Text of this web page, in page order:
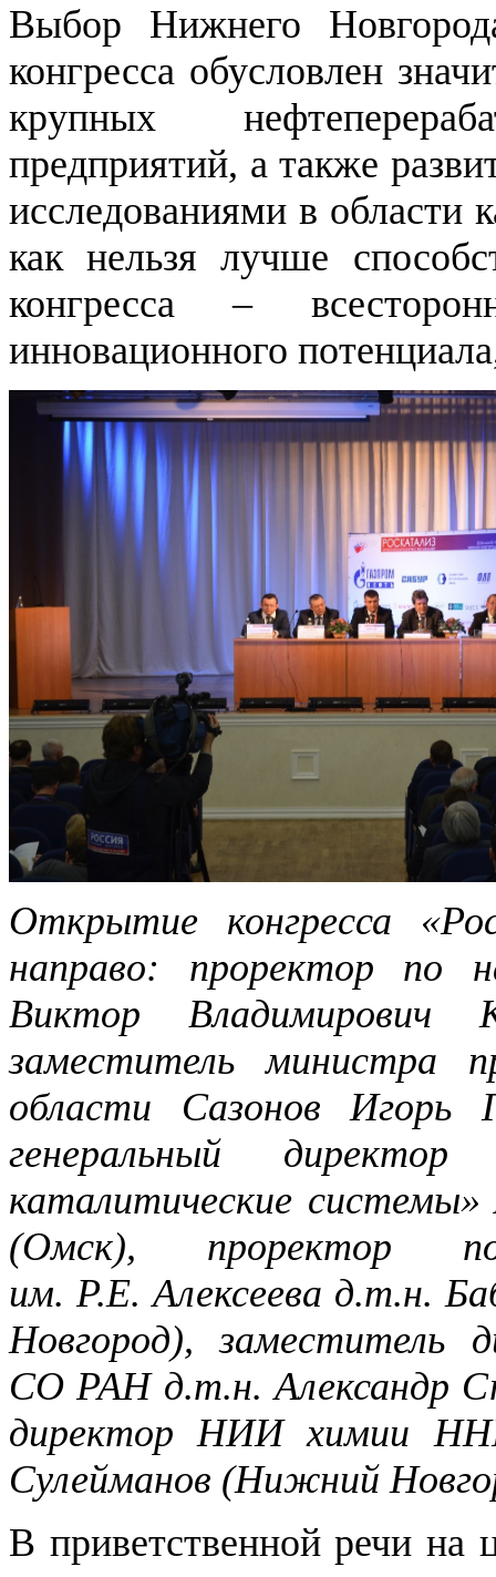
Выбор Нижнего
конгресса обусловлен
крупных
предприятий, а также
исследованиями в области
как нельзя лучше
конгресса –
инновационного
Открытие конгресса
направо: проректор по
Виктор Владимирович
заместитель министра
области Сазонов Игорь
генеральный
каталитические системы»
(Омск), проректор
им. Р.Е. Алексеева д.т.н.
Новгород), заместитель
СО РАН д.т.н. Александр
директор НИИ химии
Сулейманов (Нижний
В приветственной речи на